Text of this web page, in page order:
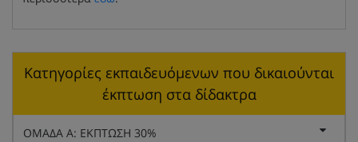
Κατηγορίες εκπαιδευόμενων που δικαιούνται
έκπτωση στα δίδακτρα
ΟΜΑΔΑ Α: ΕΚΠΤΩΣΗ 30%